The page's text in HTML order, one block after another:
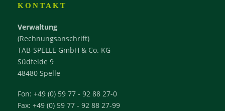
KONTAKT
Verwaltung
(Rechnungsanschrift)
TAB-SPELLE GmbH & Co. KG
Südfelde 9
48480 Spelle
Fon: +49 (0) 59 77 - 92 88 27-0
Fax: +49 (0) 59 77 - 92 88 27-99